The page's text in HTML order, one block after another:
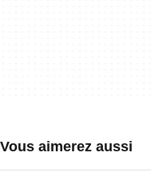
Vous aimerez aussi